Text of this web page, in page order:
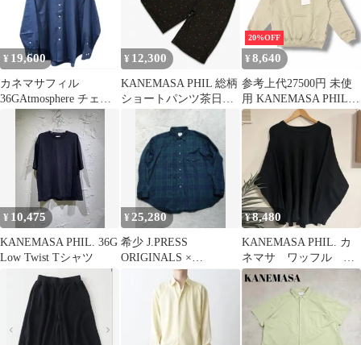
¥ 19,600
カネマサフィル
36GAtmosphere チェッ
ク シャツ NAVY
¥ 12,300
KANEMASA PHIL 総柄
ショートパンツ茶日本
製ワイドタック柄物 サ
イズL
20%OFF
¥ 8,640
参考上代27500円 未使
用 KANEMASA PHIL.
25SS 36G Pullover プル
オーバー スウェット ト
レーナー カネマサフィ
ル KM25S-010 KHAKI
PIGMENT S （7640M）
¥ 10,475
KANEMASA PHIL. 36G
Low Twist Tシャツ
¥25,280
希少 J.PRESS
ORIGINALS ×
KANEMASA PHIL シャ
¥8,480
KANEMASA PHIL. カ
ネマサ ワッフル カ
ットソー サーマル